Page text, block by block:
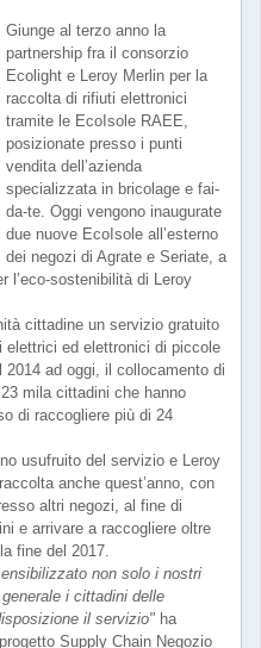
Giunge al terzo anno la
partnership fra il consorzio
Ecolight e Leroy Merlin per la
raccolta di rifiuti elettronici
tramite le EcoIsole RAEE,
posizionate presso i punti
vendita dell’azienda
specializzata in bricolage e fai-
da-te. Oggi vengono inaugurate
due nuove EcoIsole all’esterno
dei negozi di Agrate e Seriate, a
l’eco-sostenibilità di Leroy
cittadine un servizio gratuito
elettrici ed elettronici di piccole
ad oggi, il collocamento di
mila cittadini che hanno
di raccogliere più di 24
usufruito del servizio e Leroy
anche quest’anno, con
altri negozi, al fine di
e arrivare a raccogliere oltre
fine del 2017.
non solo i nostri
i cittadini delle
il servizio" ha
Supply Chain Negozio